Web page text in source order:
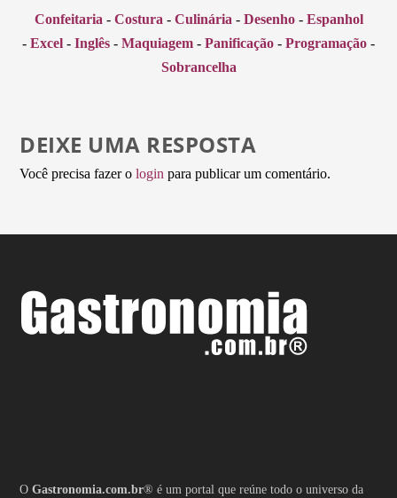
Confeitaria - Costura - Culinária - Desenho- Espanhol
- Excel - Inglês - Maquiagem - Panificação - Programação -
Sobrancelha
DEIXE UMA RESPOSTA
Você precisa fazer ologin para publicar um comentário.
OGastronomia.com.br® é um portal que reúne todo o universo da